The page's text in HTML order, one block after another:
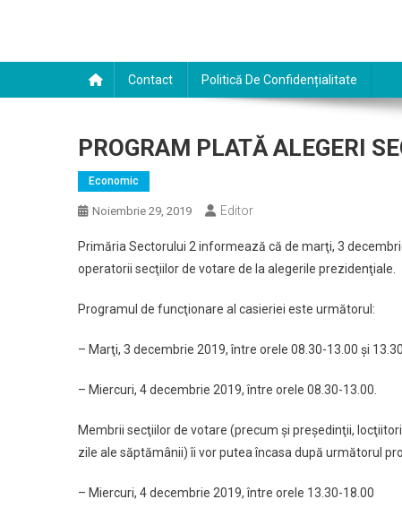
Contact Politică De Confidențialitate
PROGRAM PLATĂ ALEGERI
Economic
Noiembrie 29, 2019 Editor
Primăria Sectorului 2 informează că de marţi, 3
operatorii secţiilor de votare de la alegerile prezidenţiale.
Programul de funcţionare al casieriei este următorul:
– Marţi, 3 decembrie 2019, între orele 08.30-13.00 şi
– Miercuri, 4 decembrie 2019, între orele 08.30-13.00.
Membrii secţiilor de votare (precum şi preşedinţii,
zile ale săptămânii) îi vor putea încasa după următorul
– Miercuri, 4 decembrie 2019, între orele 13.30-18.00